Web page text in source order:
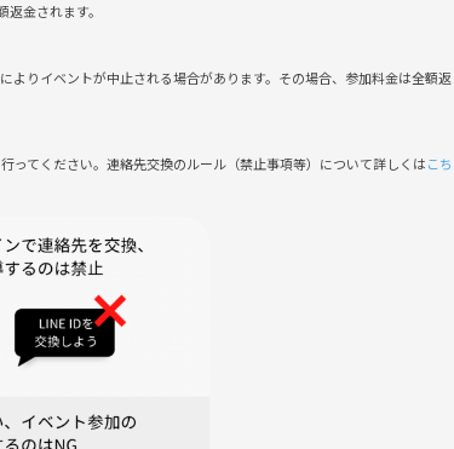
者同士の連絡先交換(LINE・SNS・電話番号等）はご遠慮
＆おひとりのご参加も心よりお待ちしています🌿
金されます。
よりイベントが中止される場合があります。その場合、参加料金は全額返
ってください。連絡先交換のルール（禁止事項等）について詳しくはこち